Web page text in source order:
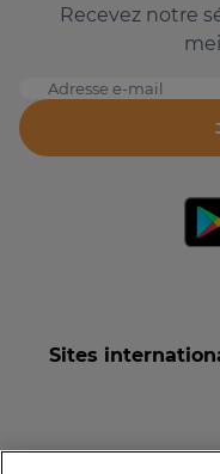
Recevez notre
Adresse e-mail
Sites